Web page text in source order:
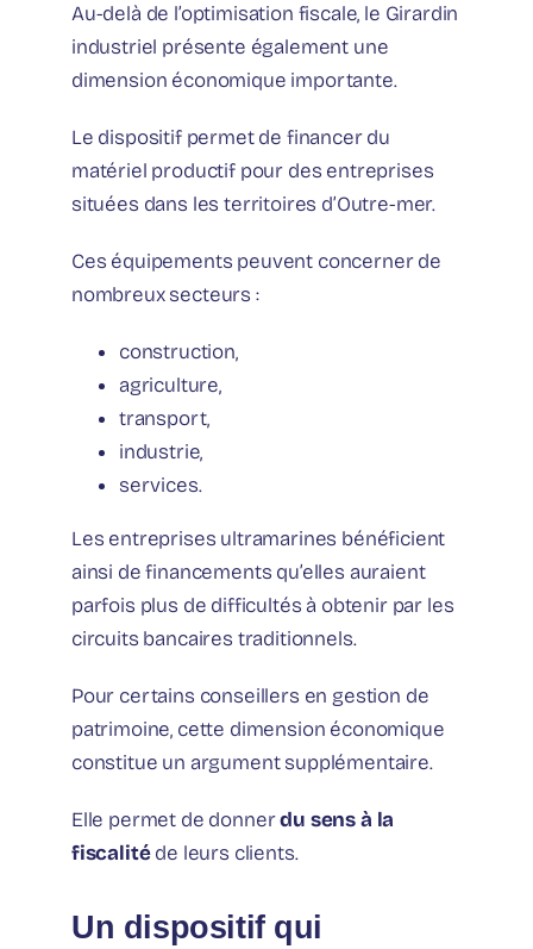
Au-delà de l’optimisation fiscale, le Girardin
industriel présente également une
dimension économique importante.
Le dispositif permet de financer du
matériel productif pour des entreprises
situées dans les territoires d’Outre-mer.
Ces équipements peuvent concerner de
nombreux secteurs :
construction,
agriculture,
transport,
industrie,
services.
Les entreprises ultramarines bénéficient
ainsi de financements qu’elles auraient
parfois plus de difficultés à obtenir par les
circuits bancaires traditionnels.
Pour certains conseillers en gestion de
patrimoine, cette dimension économique
constitue un argument supplémentaire.
Elle permet de donnerdu sens à la
fiscalitéde leurs clients.
Un dispositif qui